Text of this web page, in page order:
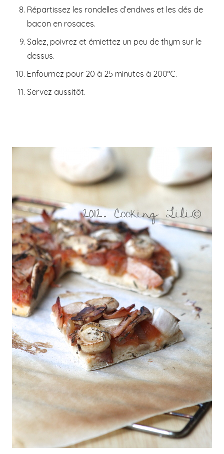
Répartissez les rondelles d’endives et les dés de
bacon en rosaces.
Salez, poivrez et émiettez un peu de thym sur le
dessus.
Enfournez pour 20 à 25 minutes à 200°C.
Servez aussitôt.